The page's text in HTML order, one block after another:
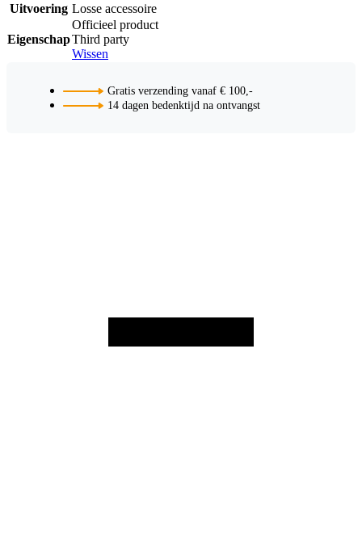
Uitvoering Losse accessoire
Eigenschap
Officieel product
Third party
Wissen
Gratis verzending vanaf € 100,-
14 dagen bedenktijd na ontvangst